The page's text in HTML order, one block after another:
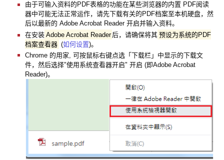
由于可输入资料的PDF表格的功能在某些浏览器的内置 PDF阅读
器中可能无法正常运作，请先下载有关的PDF档案至本机硬盘，然
后以最新的 Adobe Acrobat Reader 开启并输入资料。
在安装 Adobe Acrobat Reader 后，请确保将其 预设为系统的PDF
档案查看器 (如何设置)。
Chrome 的用家, 可按鼠标右键点选「下载栏」中显示的下载文
件，然后选择"使用系统查看器开启" 开启 (即Adobe Acrobat
Reader)。